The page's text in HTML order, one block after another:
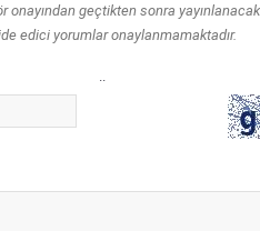
onayından geçtikten sonra
edici yorumlar onaylanmamaktadır.